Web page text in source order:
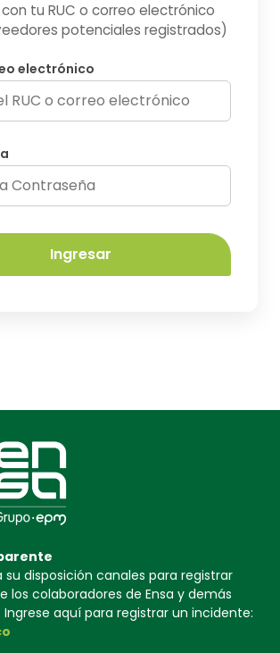
tu RUC o correo electrónico
potenciales registrados)
electrónico
Ingresar
su disposición canales para registrar
los colaboradores de Ensa y demás
aquí para registrar un incidente: